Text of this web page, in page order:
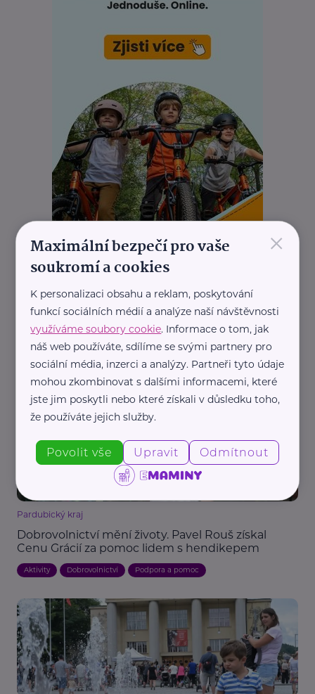
REKLAMA
Další články
Pardubický kraj
Dobrovolnictví mění životy. Pavel Rouš získal
Cenu Grácií za pomoc lidem s hendikepem
Aktivity Dobrovolnictví Podpora a pomoc
×
Maximální bezpečí pro vaše
soukromí a cookies
K personalizaci obsahu a reklam, poskytování
funkcí sociálních médií a analýze naší návštěvnosti
využíváme soubory cookie. Informace o tom, jak
náš web používáte, sdílíme se svými partnery pro
sociální média, inzerci a analýzy. Partneři tyto údaje
mohou zkombinovat s dalšími informacemi, které
jste jim poskytli nebo které získali v důsledku toho,
že používáte jejich služby.
Povolit vše Upravit Odmítnout